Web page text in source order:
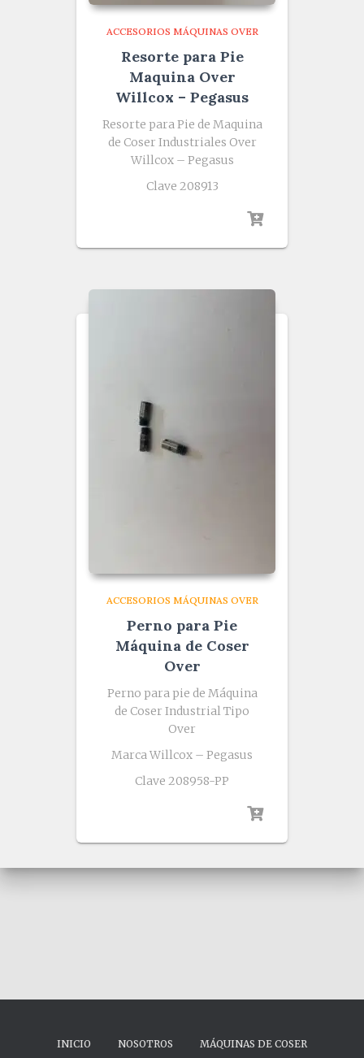
ACCESORIOS MÁQUINAS OVER
Resorte para Pie
Maquina Over
Willcox – Pegasus
Resorte para Pie de Maquina
de Coser Industriales Over
Willcox – Pegasus
Clave 208913
ACCESORIOS MÁQUINAS OVER
Perno para Pie
Máquina de Coser
Over
Perno para pie de Máquina
de Coser Industrial Tipo
Over
Marca Willcox – Pegasus
Clave 208958-PP
INICIO NOSOTROS MÁQUINAS DE COSER